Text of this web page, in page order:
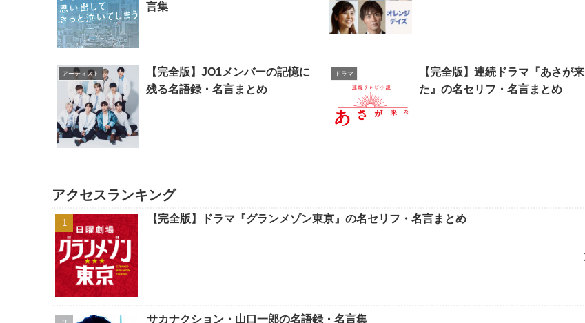
言集
アーティスト
【完全版】JO1メンバーの記憶に
残る名語録・名言まとめ
ドラマ
【完全版】連続ドラマ『あさが来
た』の名セリフ・名言まとめ
アクセスランキング
【完全版】ドラマ『グランメゾン東京』の名セリフ・名言まとめ
サカナクション・山口一郎の名語録・名言集